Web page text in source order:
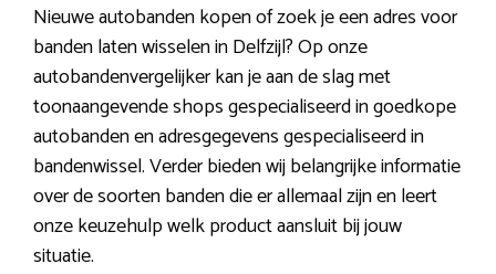
Nieuwe autobanden kopen of zoek je een adres voor
banden laten wisselen in Delfzijl? Op onze
autobandenvergelijker kan je aan de slag met
toonaangevende shops gespecialiseerd in goedkope
autobanden en adresgegevens gespecialiseerd in
bandenwissel. Verder bieden wij belangrijke informatie
over de soorten banden die er allemaal zijn en leert
onze keuzehulp welk product aansluit bij jouw
situatie.